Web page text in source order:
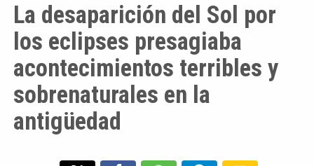
La desaparición del Sol por
los eclipses presagiaba
acontecimientos terribles y
sobrenaturales en la
antigüedad